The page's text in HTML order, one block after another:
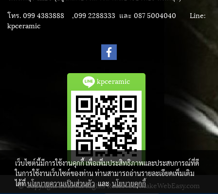
โทร. 099 4383888 ,099 2288333 และ 087 5004040 Line:
kpceramic
kpceramic
© Copyright 2015 All Rights Reserved. MakeWebEasy.com
เว็บไซต์นี้มีการใช้งานคุกกี้ เพื่อเพิ่มประสิทธิภาพและประสบการณ์ที่ดี
ในการใช้งานเว็บไซต์ของท่าน ท่านสามารถอ่านรายละเอียดเพิ่มเติม
ได้ที่นโยบายความเป็นส่วนตัวและนโยบายคุกกี้